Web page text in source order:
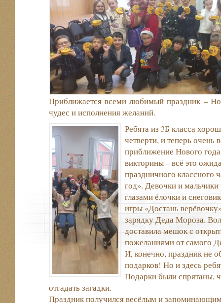
Приближается всеми любимый праздник –
чудес и исполнения желаний.
Ребята из 3Б класса
четверти, и теперь очень
приближение Нового
викторины – всё это
праздничного
год». Девочки и
глазами ёлочки и
игры «Достань
зарядку Деда Мороза.
доставила мешок с
пожеланиями от самого
И, конечно, праздник не
подарков! Но и здесь
Подарки были спрятаны,
отгадать загадки.
Праздник получился весёлым и